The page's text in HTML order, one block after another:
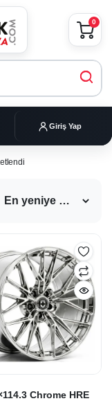
Giriş Yap
0
Chrome HRE